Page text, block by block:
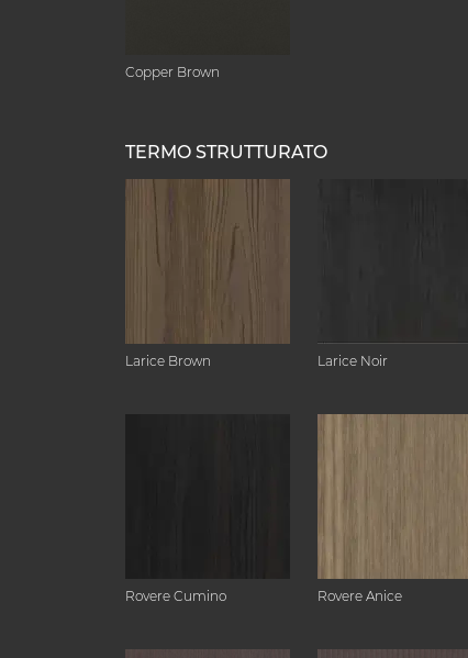
Copper Brown
TERMO STRUTTURATO
Larice Brown Larice Noir
Rovere Cumino Rovere Anice